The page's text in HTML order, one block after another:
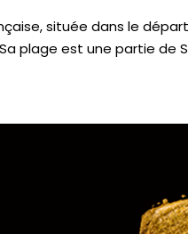
située dans le
plage est une partie de